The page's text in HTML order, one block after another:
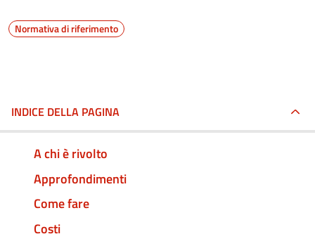
Normativa di riferimento
INDICE DELLA PAGINA
A chi è rivolto
Approfondimenti
Come fare
Costi